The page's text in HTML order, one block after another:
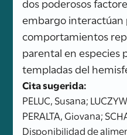
embargo interactúan
comportamientos
parental en especies
templadas del
Cita sugerida:
PELUC, Susana;
PERALTA, Giovana;
Disponibilidad de